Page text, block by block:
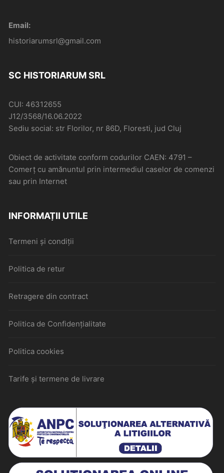
Email:
historiarumsrl@gmail.com
SC HISTORIARUM SRL
CUI: 46312655
J12/3568/16.06.2022
Sediu social: str Florilor, nr 86D, Floresti, jud Cluj
Obiect de activitate conform codurilor CAEN: 4791 –
Comerţ cu amănuntul prin intermediul caselor de comenzi
sau prin Internet
INFORMAȚII UTILE
Termeni și condiții
Politica de retur
Retragere din contract
Politica de Confidențialitate
Politica cookies
Tarife și termene de livrare